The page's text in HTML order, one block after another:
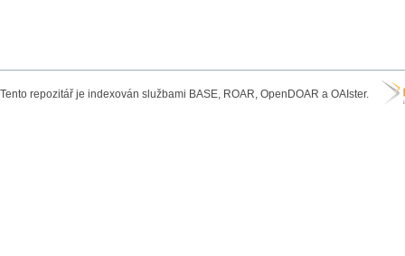
Tento repozitář je indexován službami BASE, ROAR, OpenDOAR a OAIster.